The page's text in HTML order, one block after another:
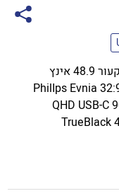
מסך גיימינג רחב קעור 48.9 אינץ
PhilIps Evnia
QHD USB-C
TrueBlack